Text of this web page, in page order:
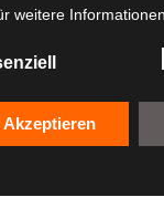
weitere